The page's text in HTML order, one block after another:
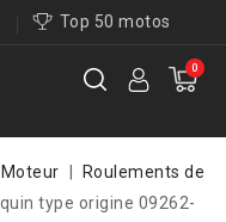
Top 50 motos
0
Moteur
Roulements de
type origine 09262-